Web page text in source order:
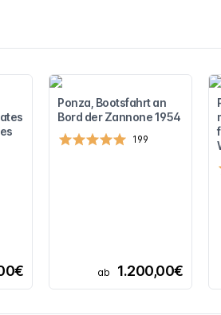
Ponza, Bootsfahrt an
Bord der Zannone 1954
199
ab 1.200,00€